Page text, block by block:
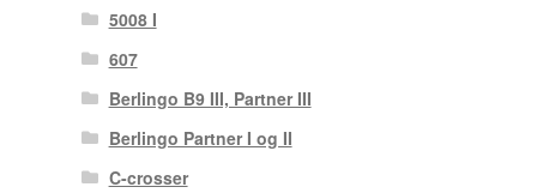
5008 I
607
Berlingo B9 III, Partner III
Berlingo Partner I og II
C-crosser